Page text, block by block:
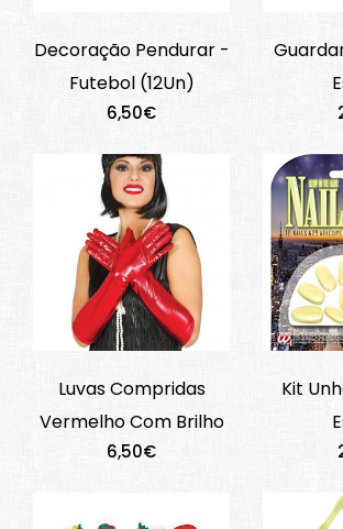
Decoração Pendurar -
Futebol (12Un)
6,50€
Luvas Compridas
Vermelho Com Brilho
6,50€
Kit